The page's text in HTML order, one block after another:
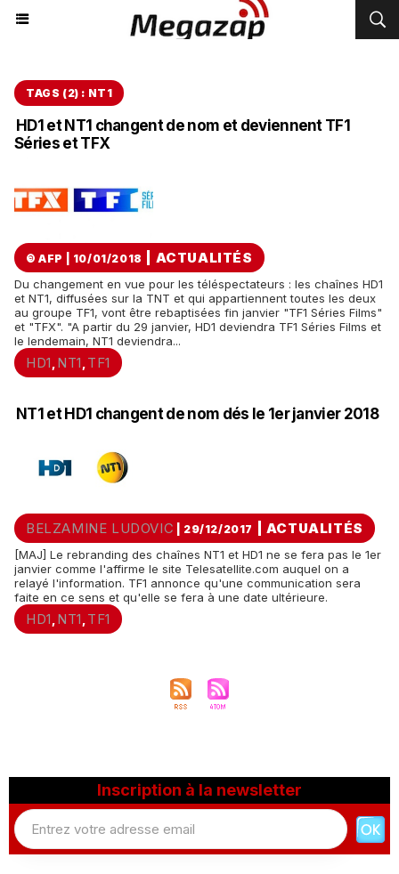
TAGS (2) : NT1
HD1 et NT1 changent de nom et deviennent TF1
Séries et TFX
© AFP | 10/01/2018 ACTUALITÉS
Du changement en vue pour les téléspectateurs : les chaînes HD1
et NT1, diffusées sur la TNT et qui appartiennent toutes les deux
au groupe TF1, vont être rebaptisées fin janvier "TF1 Séries Films"
et "TFX". "A partir du 29 janvier, HD1 deviendra TF1 Séries Films et
le lendemain, NT1 deviendra...
HD1 NT1 TF1
NT1 et HD1 changent de nom dés le 1er janvier 2018
BELZAMINE LUDOVIC | 29/12/2017 ACTUALITÉS
[MAJ] Le rebranding des chaînes NT1 et HD1 ne se fera pas le 1er
janvier comme l'affirme le site Telesatellite.com auquel on a
relayé l'information. TF1 annonce qu'une communication sera
faite en ce sens et qu'elle se fera à une date ultérieure.
HD1 NT1 TF1
Inscription à la newsletter